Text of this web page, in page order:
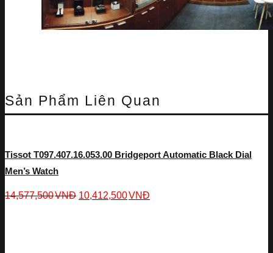
Sản Phẩm Liên Quan
Tissot T097.407.16.053.00 Bridgeport Automatic Black Dial
Men’s Watch
14,577,500VNĐ 10,412,500VNĐ